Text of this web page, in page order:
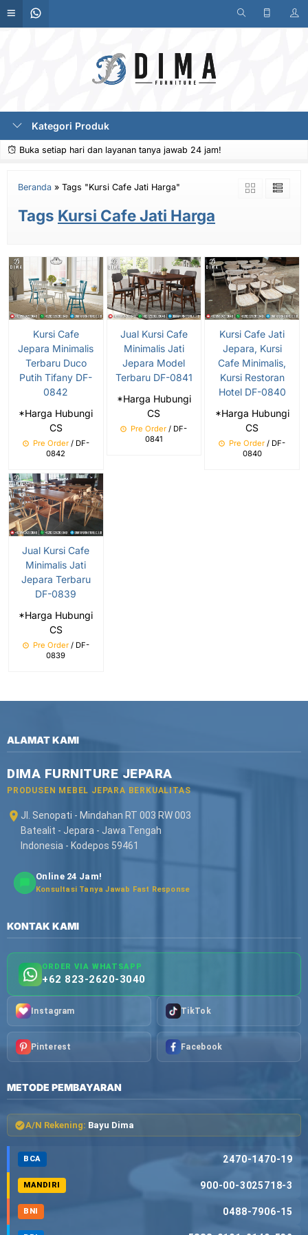
Kategori Produk
Buka setiap hari dan layanan tanya jawab 24 jam!
Beranda » Tags "Kursi Cafe Jati Harga"
Tags Kursi Cafe Jati Harga
Kursi Cafe
Jepara Minimalis
Terbaru Duco
Putih Tifany DF-
0842
*Harga Hubungi
CS
Pre Order/ DF-
0842
Jual Kursi Cafe
Minimalis Jati
Jepara Model
Terbaru DF-0841
*Harga Hubungi
CS
Pre Order / DF-
0841
Kursi Cafe Jati
Jepara, Kursi
Cafe Minimalis,
Kursi Restoran
Hotel DF-0840
*Harga Hubungi
CS
Pre Order / DF-
0840
Jual Kursi Cafe
Minimalis Jati
Jepara Terbaru
DF-0839
*Harga Hubungi
CS
Pre Order/ DF-
0839
ALAMAT KAMI
DIMA FURNITURE JEPARA
PRODUSEN MEBEL JEPARA BERKUALITAS
Jl. Senopati - Mindahan RT 003 RW 003
Batealit - Jepara - Jawa Tengah
Indonesia - Kodepos 59461
Online 24 Jam!
Konsultasi Tanya Jawab Fast Response
KONTAK KAMI
ORDER VIA WHATSAPP
+62 823-2620-3040
Instagram TikTok
Pinterest Facebook
METODE PEMBAYARAN
A/N Rekening: Bayu Dima
BCA 2470-1470-19
MANDIRI 900-00-3025718-3
BNI 0488-7906-15